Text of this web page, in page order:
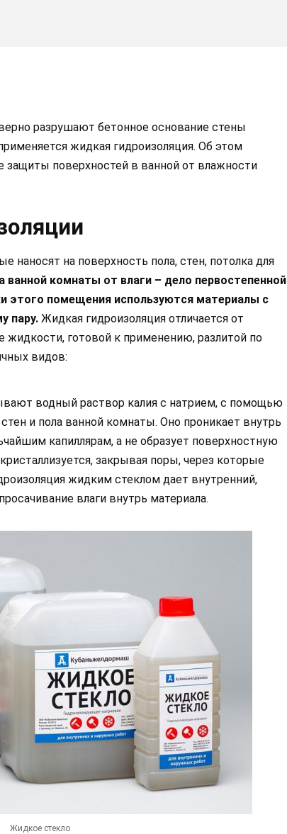
разрушают бетонное основание стены
жидкая гидроизоляция. Об этом
защиты поверхностей в ванной от влажности
наносят на поверхность пола, стен, потолка для
ванной комнаты от влаги – дело первостепенной
этого помещения используются материалы с
пару. Жидкая гидроизоляция отличается от
жидкости, готовой к применению, разлитой по
видов:
водный раствор калия с натрием, с помощью
и пола ванной комнаты. Оно проникает внутрь
капиллярам, а не образует поверхностную
закрывая поры, через которые
жидким стеклом дает внутренний,
влаги внутрь материала.
Жидкое стекло